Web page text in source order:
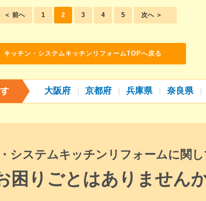
＜ 前へ 1 2 3 4 5 次へ ＞
キッチン・システムキッチンリフォームTOPへ戻る
大阪府 京都府 兵庫県 奈良県
システムキッチンリフォームに関し
困りごとはありません